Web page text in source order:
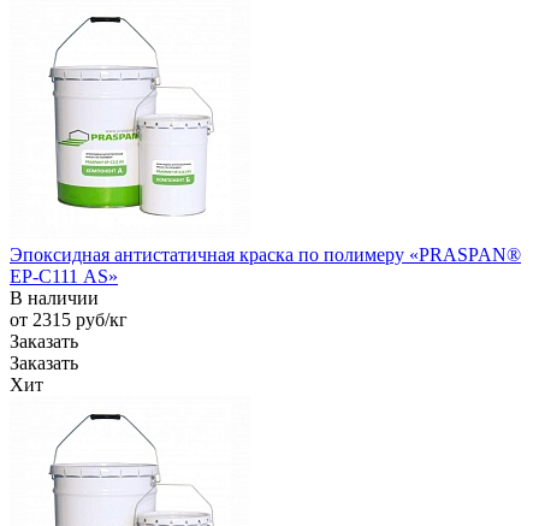
Эпоксидная антистатичная краска по полимеру «PRASPAN®
EP-С111 AS»
В наличии
от 2315 руб/кг
Заказать
Заказать
Хит